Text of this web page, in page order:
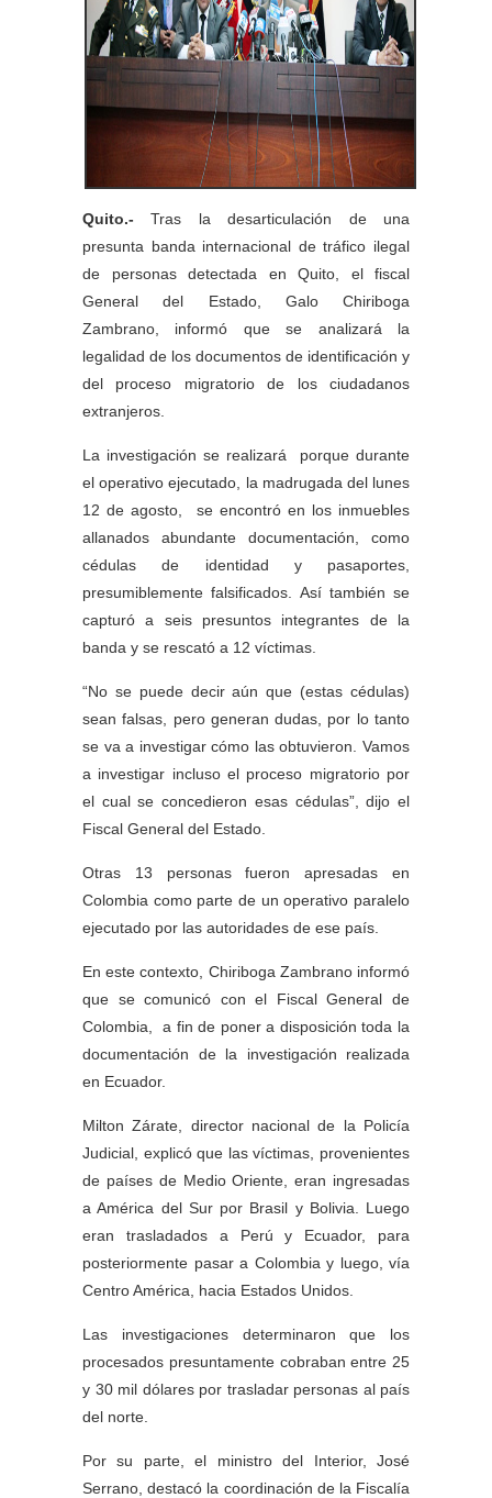
Quito.-Tras la desarticulación de una
presunta banda internacional de tráfico ilegal
de personas detectada en Quito, el fiscal
General del Estado, Galo Chiriboga
Zambrano, informó que se analizará la
legalidad de los documentos de identificación y
del proceso migratorio de los ciudadanos
extranjeros.
La investigación se realizará porque durante
el operativo ejecutado, la madrugada del lunes
12 de agosto, se encontró en los inmuebles
allanados abundante documentación, como
cédulas de identidad y pasaportes,
presumiblemente falsificados. Así también se
capturó a seis presuntos integrantes de la
banda y se rescató a 12 víctimas.
“No se puede decir aún que (estas cédulas)
sean falsas, pero generan dudas, por lo tanto
se va a investigar cómo las obtuvieron. Vamos
a investigar incluso el proceso migratorio por
el cual se concedieron esas cédulas”, dijo el
Fiscal General del Estado.
Otras 13 personas fueron apresadas en
Colombia como parte de un operativo paralelo
ejecutado por las autoridades de ese país.
En este contexto, Chiriboga Zambrano informó
que se comunicó con el Fiscal General de
Colombia, a fin de poner a disposición toda la
documentación de la investigación realizada
en Ecuador.
Milton Zárate, director nacional de la Policía
Judicial, explicó que las víctimas, provenientes
de países de Medio Oriente, eran ingresadas
a América del Sur por Brasil y Bolivia. Luego
eran trasladados a Perú y Ecuador, para
posteriormente pasar a Colombia y luego, vía
Centro América, hacia Estados Unidos.
Las investigaciones determinaron que los
procesados presuntamente cobraban entre 25
y 30 mil dólares por trasladar personas al país
del norte.
Por su parte, el ministro del Interior, José
Serrano, destacó la coordinación de la Fiscalía